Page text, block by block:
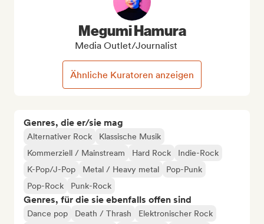
Genres, die er/sie mag
Alternativer Rock
Klassische Musik
Kommerziell / Mainstream
Hard Rock
Indie-Rock
K-Pop/J-Pop
Metal / Heavy metal
Pop-Punk
Pop-Rock
Punk-Rock
Genres, für die sie ebenfalls offen sind
Dance pop Death / Thrash
Elektronischer Rock
Megumi Hamura
Media Outlet/Journalist
Ähnliche Kuratoren anzeigen